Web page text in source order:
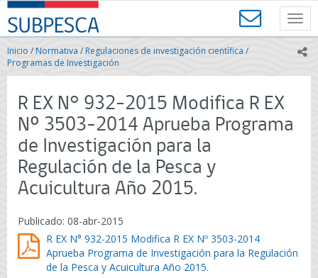
Contenido
principal
SUBPESCA
-
Subsecretaría
de
Pesca
Acuicultura
Gobierno
de
Chile
Inicio /Normativa / Regulaciones de investigación científica /
Programas de Investigación
R EX N° 932-2015 Modifica R EX
Nº 3503-2014 Aprueba Programa
de Investigación para la
Regulación de la Pesca y
Acuicultura Año 2015.
Publicado: 08-abr-2015
R EX N° 932-2015 Modifica R EX Nº 3503-2014
Aprueba Programa de Investigación para la Regulación
de la Pesca y Acuicultura Año 2015.